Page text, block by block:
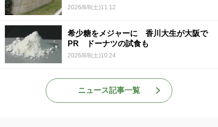
2026/8/8(土)11:12
希少糖をメジャーに 香川大生が大阪で
PR ドーナツの試食も
2026/8/8(土)10:24
ニュース記事一覧